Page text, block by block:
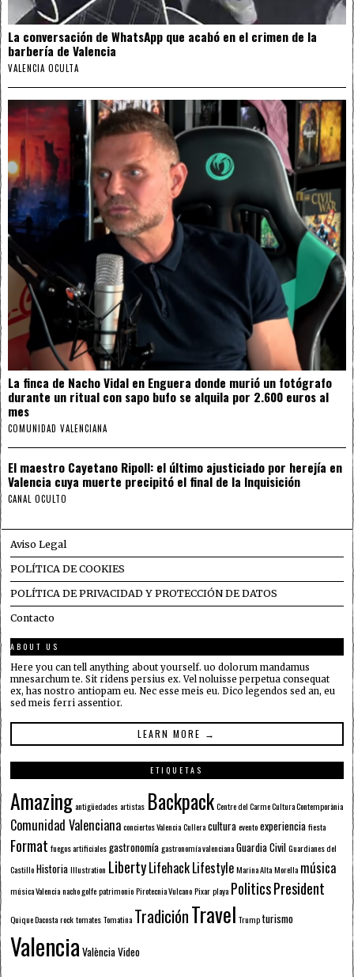
La conversación de WhatsApp que acabó en el crimen de la
barbería de Valencia
VALENCIA OCULTA
La finca de Nacho Vidal en Enguera donde murió un fotógrafo
durante un ritual con sapo bufo se alquila por 2.600 euros al
mes
COMUNIDAD VALENCIANA
El maestro Cayetano Ripoll: el último ajusticiado por herejía en
Valencia cuya muerte precipitó el final de la Inquisición
CANAL OCULTO
Aviso Legal
POLÍTICA DE COOKIES
POLÍTICA DE PRIVACIDAD Y PROTECCIÓN DE DATOS
Contacto
ABOUT US
Here you can tell anything about yourself. uo dolorum mandamus
mnesarchum te. Sit ridens persius ex. Vel noluisse perpetua consequat
ex, has nostro antiopam eu. Nec esse meis eu. Dico legendos sed an, eu
sed meis ferri assentior.
LEARN MORE →
ETIQUETAS
Amazing antigüedades artistas Backpack Centre del Carme Cultura Contemporània
Comunidad Valenciana conciertos Valencia Cullera cultura evento experiencia fiesta
Format fuegos artificiales gastronomía gastronomía valenciana Guardia Civil Guardianes del
Castillo Historia Illustration LibertyLifehackLifestyle Marina Alta Morella música
música Valencia nacho golfe patrimonio Pirotecnia Vulcano Pixar playa PoliticsPresident
Quique Dacosta rock tomates Tomatina TradiciónTravel Trump turismo
Valencia ValènciaVideo